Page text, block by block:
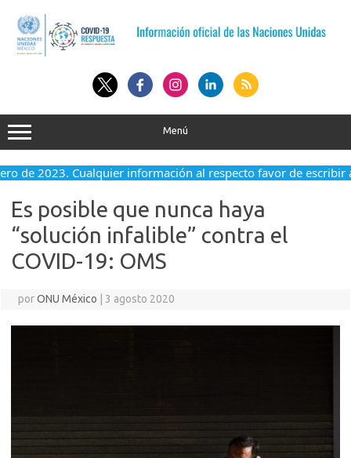
contenido
Menú
de 2023. Cualquier información al respecto favor de escribir
Es posible que nunca haya
“solución infalible” contra el
COVID-19: OMS
porONU México 3 agosto 2020